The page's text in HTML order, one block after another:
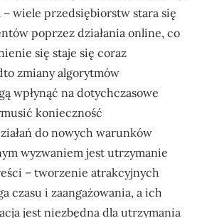
wiele przedsiębiorstw stara się
poprzez działania online, co
się staje się coraz
zmiany algorytmów
wpłynąć na dotychczasowe
konieczność
do nowych warunków
wyzwaniem jest utrzymanie
– tworzenie atrakcyjnych
czasu i zaangażowania, a ich
jest niezbędna dla utrzymania